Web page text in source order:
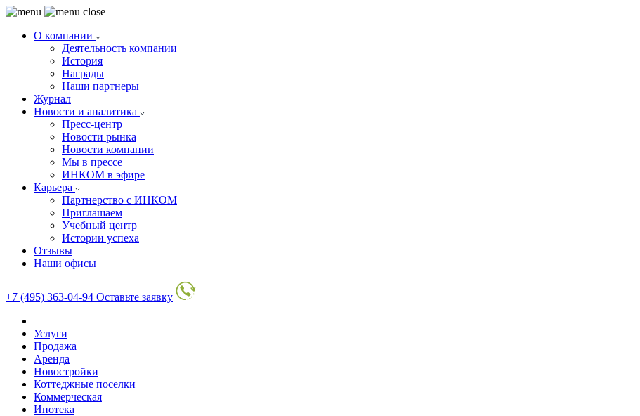
О компании
Деятельность компании
История
Награды
Наши партнеры
Журнал
Новости и аналитика
Пресс-центр
Новости рынка
Новости компании
Мы в прессе
ИНКОМ в эфире
Карьера
Партнерство с ИНКОМ
Приглашаем
Учебный центр
Истории успеха
Отзывы
Наши офисы
+7 (495) 363-04-94 Оставьте заявку
Услуги
Продажа
Аренда
Новостройки
Коттеджные поселки
Коммерческая
Ипотека